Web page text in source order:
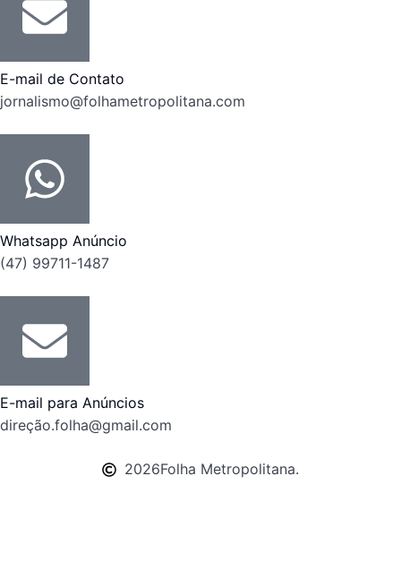
E-mail de Contato
jornalismo@folhametropolitana.com
Whatsapp Anúncio
(47) 99711-1487
E-mail para Anúncios
direção.folha@gmail.com
2026Folha Metropolitana.